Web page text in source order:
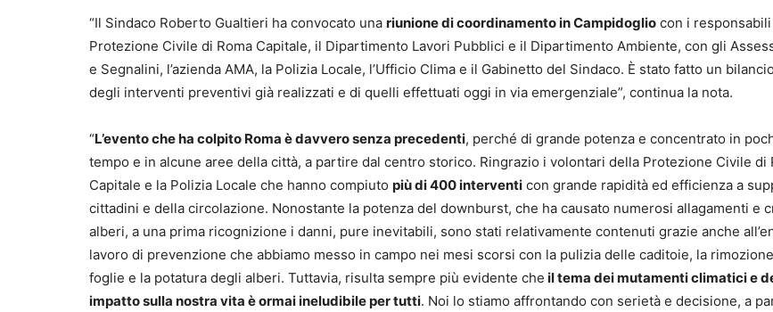
“Il Sindaco Roberto Gualtieri ha convocato una riunione di coordinamento in Campidoglio con i
Protezione Civile di Roma Capitale, il Dipartimento Lavori Pubblici e il Dipartimento Ambiente, con gli
e Segnalini, l’azienda AMA, la Polizia Locale, l’Ufficio Clima e il Gabinetto del Sindaco. È stato fatto un
degli interventi preventivi già realizzati e di quelli effettuati oggi in via emergenziale”, continua la nota.
“L’evento che ha colpito Roma è davvero senza precedenti, perché di grande potenza e concentrato in
tempo e in alcune aree della città, a partire dal centro storico. Ringrazio i volontari della Protezione Civile di
Capitale e la Polizia Locale che hanno compiuto più di 400 interventi con grande rapidità ed efficienza a
cittadini e della circolazione. Nonostante la potenza del downburst, che ha causato numerosi allagamenti e
alberi, a una prima ricognizione i danni, pure inevitabili, sono stati relativamente contenuti grazie anche
lavoro di prevenzione che abbiamo messo in campo nei mesi scorsi con la pulizia delle caditoie, la
foglie e la potatura degli alberi. Tuttavia, risulta sempre più evidente che il tema dei mutamenti climatici e
impatto sulla nostra vita è ormai ineludibile per tutti. Noi lo stiamo affrontando con serietà e decisione, a